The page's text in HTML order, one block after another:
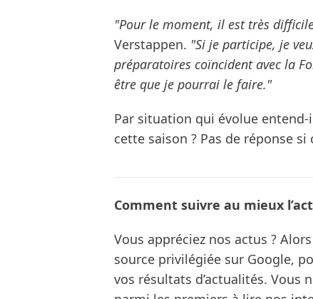
"Pour le moment, il est très
Verstappen. "Si je participe, je
préparatoires coïncident avec la
être que je pourrai le faire."
Par situation qui évolue
cette saison ? Pas de réponse si
Comment suivre au mieux
Vous appréciez nos actus ?
source privilégiée sur Google,
vos résultats d’actualités. Vous